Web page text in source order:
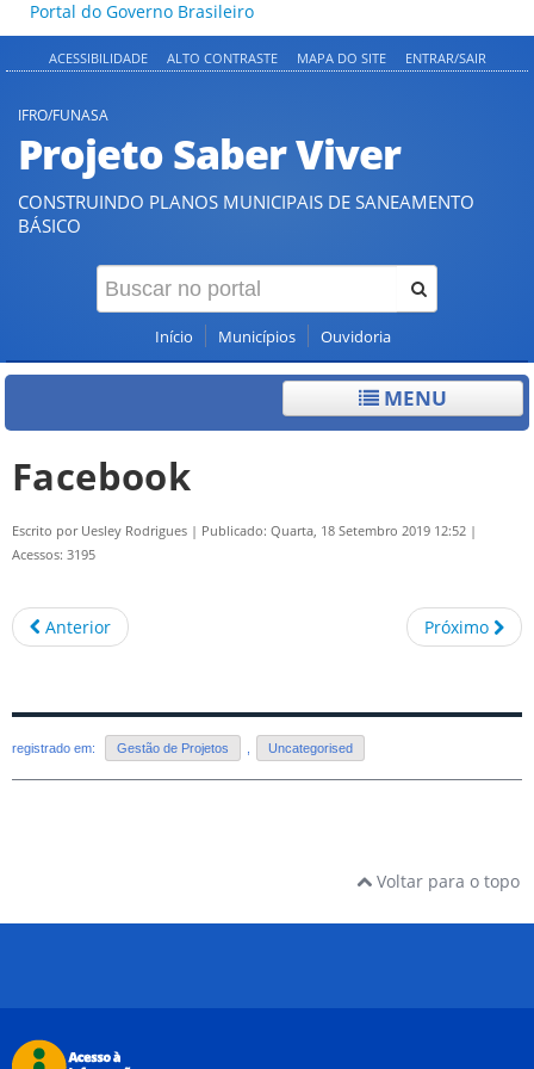
Portal do Governo Brasileiro
ACESSIBILIDADE ALTO CONTRASTE MAPA DO SITE ENTRAR/SAIR
IFRO/FUNASA
Projeto Saber Viver
CONSTRUINDO PLANOS MUNICIPAIS DE SANEAMENTO
BÁSICO
Início Municípios Ouvidoria
MENU
Facebook
Escrito por Uesley Rodrigues | Publicado: Quarta, 18 Setembro 2019 12:52 |
Acessos: 3195
Anterior Próximo
registrado em: Gestão de Projetos Uncategorised
Voltar para o topo